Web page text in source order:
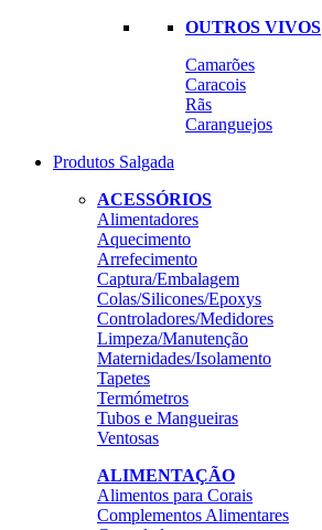
OUTROS VIVOS
Camarões
Caracois
Rãs
Caranguejos
Produtos Salgada
ACESSÓRIOS
Alimentadores
Aquecimento
Arrefecimento
Captura/Embalagem
Colas/Silicones/Epoxys
Controladores/Medidores
Limpeza/Manutenção
Maternidades/Isolamento
Tapetes
Termómetros
Tubos e Mangueiras
Ventosas
ALIMENTAÇÃO
Alimentos para Corais
Complementos Alimentares